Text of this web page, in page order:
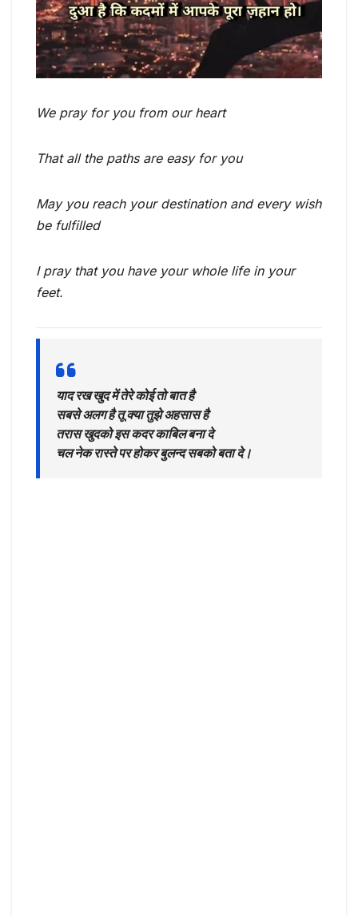
We pray for you from our heart
That all the paths are easy for you
May you reach your destination and every wish
be fulfilled
I pray that you have your whole life in your
feet.
याद रख खुद में तेरे कोई तो बात है
सबसे अलग है तू क्या तुझे अहसास है
तरास खुदको इस कदर काबिल बना दे
चल नेक रास्ते पर होकर बुलन्द सबको बता दे।